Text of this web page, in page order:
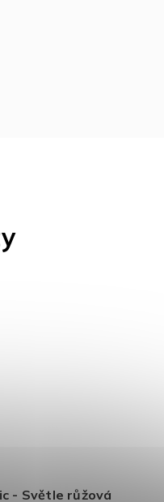
- Světle růžová